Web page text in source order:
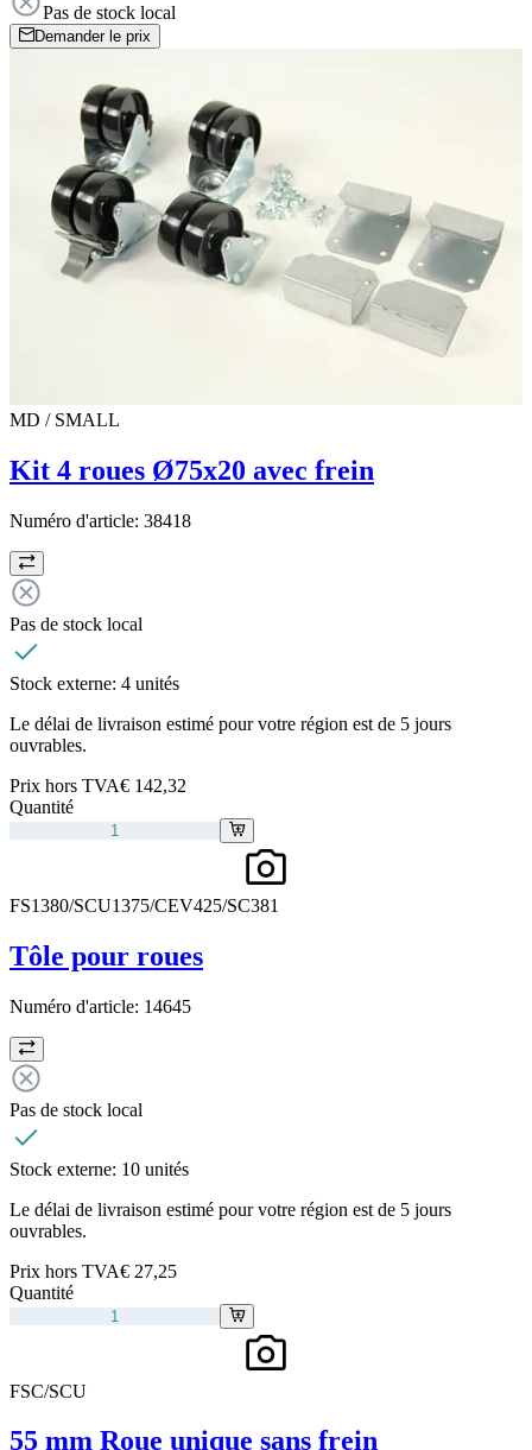
Pas de stock local
Demander le prix
MD / SMALL
Kit 4 roues Ø75x20 avec frein
Numéro d'article: 38418
Pas de stock local
Stock externe: 4 unités
Le délai de livraison estimé pour votre région est de 5 jours
ouvrables.
Prix hors TVA€ 142,32
Quantité
FS1380/SCU1375/CEV425/SC381
Tôle pour roues
Numéro d'article: 14645
Pas de stock local
Stock externe: 10 unités
Le délai de livraison estimé pour votre région est de 5 jours
ouvrables.
Prix hors TVA€ 27,25
Quantité
FSC/SCU
55 mm Roue unique sans frein